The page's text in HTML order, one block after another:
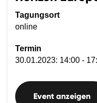
Tagungsort
online
Termin
30.01.2023: 14:00 -
Event anzeigen